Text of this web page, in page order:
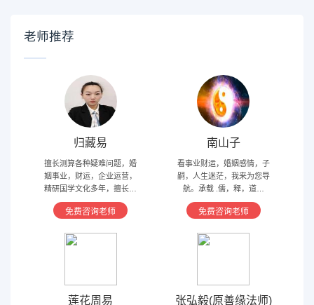
老师推荐
归藏易
擅长测算各种疑难问题，婚
姻事业，财运，企业运营，
精研国学文化多年，擅长归
藏易，盲派占卜，太乙，河
洛卦，紫薇，奇门遁甲等多
免费咨询老师
南山子
看事业财运，婚姻感情，子
嗣，人生迷茫，我来为您导
航。承载 .儒，释，道文
化，研究易经多年，精通八
字，六爻，奇门遁甲。
免费咨询老师
莲花周易 张弘毅(原善缘法师)